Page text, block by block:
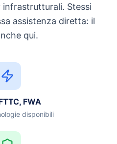
Stessi
assistenza diretta: il
qui.
FWA
disponibili